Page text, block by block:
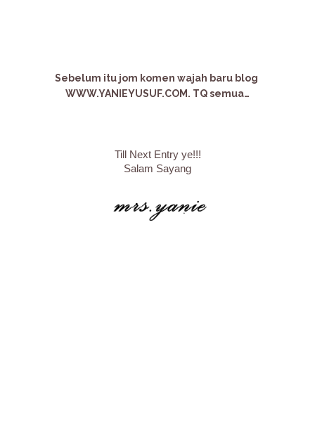
Sebelum itu jom komen wajah baru blog
WWW.YANIEYUSUF.COM. TQ semua…
Till Next Entry ye!!!
Salam Sayang